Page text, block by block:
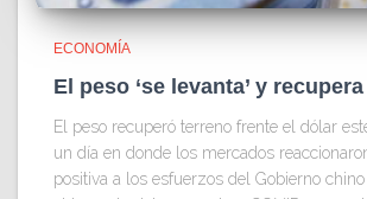
ECONOMÍA
El peso ‘se levanta’ y
El peso recuperó terreno frente el dólar
un día en donde los mercados
positiva a los esfuerzos del Gobierno